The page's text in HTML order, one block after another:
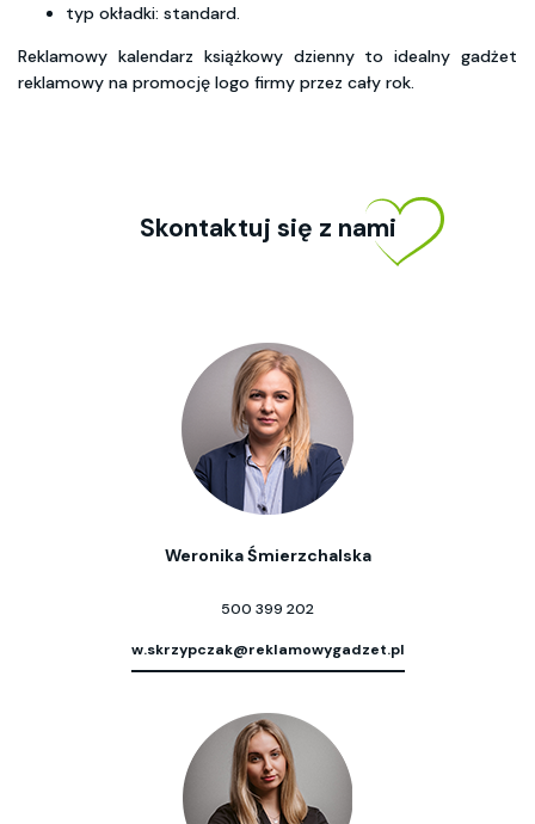
typ okładki: standard.
Reklamowy kalendarz książkowy dzienny to idealny gadżet
reklamowy na promocję logo firmy przez cały rok.
Skontaktuj się z nami
Weronika Śmierzchalska
500 399 202
w.skrzypczak@reklamowygadzet.pl